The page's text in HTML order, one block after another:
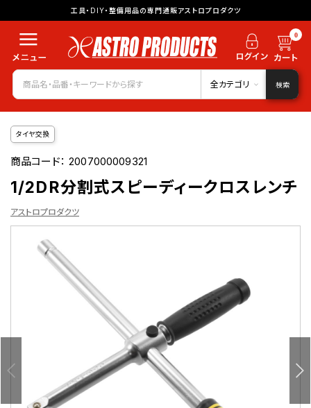
工具・DIY・整備用品の専門通販アストロプロダクツ
0
全カテゴリ 検索
タイヤ交換
商品コード：2007000009321
1/2DR分割式スピーディークロスレンチ
アストロプロダクツ